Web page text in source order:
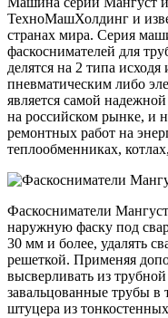
ТехноМашХолдинг и
странах мира. Серия
фаскоснимателей для
делятся на 2 типа
пневматическим либо
является самой
на российском рынке, и
ремонтных работ на
теплообменниках,
Фаскосниматели
наружную фаску под
30 мм и более, удалять
решеткой. Применяя
высверливать из
завальцованные трубы в
штуцера из